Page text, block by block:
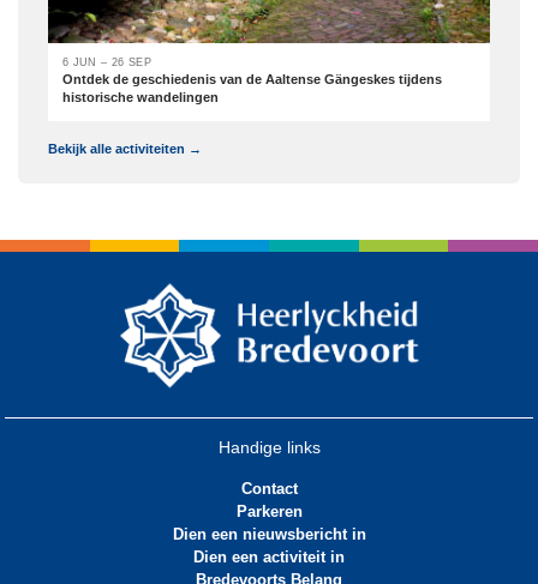
6 JUN – 26 SEP
Ontdek de geschiedenis van de Aaltense Gängeskes tijdens
historische wandelingen
Bekijk alle activiteiten →
Handige links
Contact
Parkeren
Dien een nieuwsbericht in
Dien een activiteit in
Bredevoorts Belang